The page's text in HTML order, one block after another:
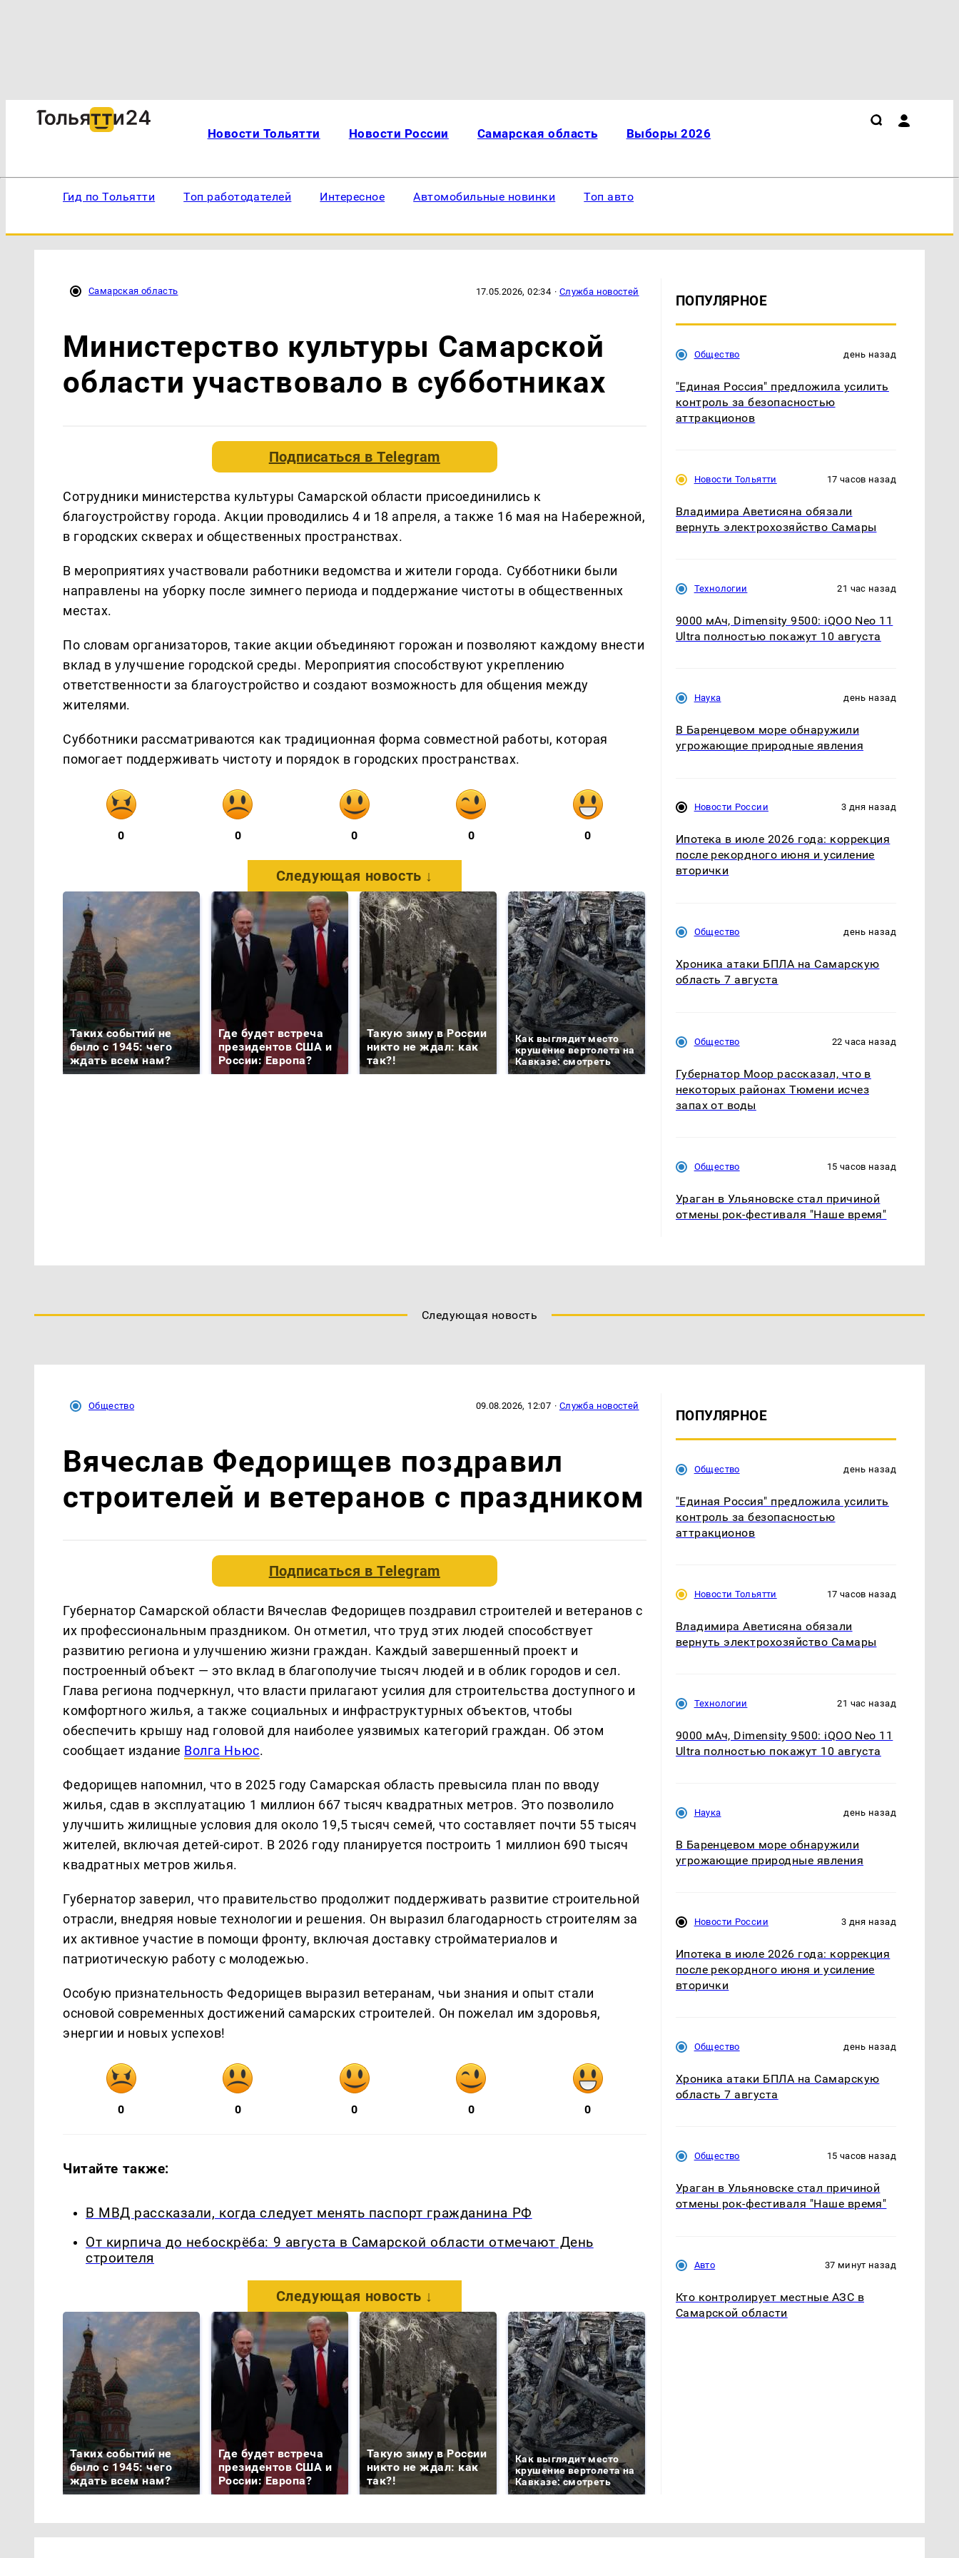
Новости Тольятти Новости России Самарская область Выборы 2026
Гид по Тольятти Топ работодателей Интересное Автомобильные новинки Топ авто
Самарская область 17.05.2026, 02:34 · Служба новостей
Министерство культуры Самарской
области участвовало в субботниках
Подписаться вTelegram
Сотрудники министерства культуры Самарской области присоединились к
благоустройству города. Акции проводились 4 и 18 апреля, а также 16 мая на Набережной,
в городских скверах и общественных пространствах.
В мероприятиях участвовали работники ведомства и жители города. Субботники были
направлены на уборку после зимнего периода и поддержание чистоты в общественных
местах.
По словам организаторов, такие акции объединяют горожан и позволяют каждому внести
вклад в улучшение городской среды. Мероприятия способствуют укреплению
ответственности за благоустройство и создают возможность для общения между
жителями.
Субботники рассматриваются как традиционная форма совместной работы, которая
помогает поддерживать чистоту и порядок в городских пространствах.
0 0 0 0 0
Следующая новость ↓
Таких событий не
было с 1945: чего
ждать всем нам?
Где будет встреча
президентов США и
России: Европа?
Такую зиму в России
никто не ждал: как
так?!
Как выглядит место
крушение вертолета на
Кавказе: смотреть
были украдены 18
готовую еду из
ПОПУЛЯРНОЕ
Общество день назад
"Единая Россия" предложила усилить
контроль за безопасностью
аттракционов
Новости Тольятти 17 часов назад
Владимира Аветисяна обязали
вернуть электрохозяйство Самары
Технологии 21 час назад
9000 мАч, Dimensity 9500: iQOO Neo 11
Ultra полностью покажут 10 августа
Наука день назад
В Баренцевом море обнаружили
угрожающие природные явления
Новости России 3 дня назад
Ипотека в июле 2026 года: коррекция
после рекордного июня и усиление
вторички
Общество день назад
Хроника атаки БПЛА на Самарскую
область 7 августа
Общество 22 часа назад
Губернатор Моор рассказал, что в
некоторых районах Тюмени исчез
запах от воды
Общество 15 часов назад
Ураган в Ульяновске стал причиной
отмены рок-фестиваля "Наше время"
Следующая новость
Общество 09.08.2026, 12:07 · Служба новостей
Вячеслав Федорищев поздравил
строителей и ветеранов с праздником
Подписаться вTelegram
Губернатор Самарской области Вячеслав Федорищев поздравил строителей и ветеранов с
их профессиональным праздником. Он отметил, что труд этих людей способствует
развитию региона и улучшению жизни граждан. Каждый завершенный проект и
построенный объект — это вклад в благополучие тысяч людей и в облик городов и сел.
Глава региона подчеркнул, что власти прилагают усилия для строительства доступного и
комфортного жилья, а также социальных и инфраструктурных объектов, чтобы
обеспечить крышу над головой для наиболее уязвимых категорий граждан. Об этом
сообщает издание Волга Ньюс.
Федорищев напомнил, что в 2025 году Самарская область превысила план по вводу
жилья, сдав в эксплуатацию 1 миллион 667 тысяч квадратных метров. Это позволило
улучшить жилищные условия для около 19,5 тысяч семей, что составляет почти 55 тысяч
жителей, включая детей-сирот. В 2026 году планируется построить 1 миллион 690 тысяч
квадратных метров жилья.
Губернатор заверил, что правительство продолжит поддерживать развитие строительной
отрасли, внедряя новые технологии и решения. Он выразил благодарность строителям за
их активное участие в помощи фронту, включая доставку стройматериалов и
патриотическую работу с молодежью.
Особую признательность Федорищев выразил ветеранам, чьи знания и опыт стали
основой современных достижений самарских строителей. Он пожелал им здоровья,
энергии и новых успехов!
0 0 0 0 0
Читайте также:
В МВД рассказали, когда следует менять паспорт гражданина РФ
От кирпича до небоскрёба: 9 августа в Самарской области отмечают День
строителя
Следующая новость ↓
Таких событий не
было с 1945: чего
ждать всем нам?
Где будет встреча
президентов США и
России: Европа?
Такую зиму в России
никто не ждал: как
так?!
Как выглядит место
крушение вертолета на
Кавказе: смотреть
ПОПУЛЯРНОЕ
Общество день назад
"Единая Россия" предложила усилить
контроль за безопасностью
аттракционов
Новости Тольятти 17 часов назад
Владимира Аветисяна обязали
вернуть электрохозяйство Самары
Технологии 21 час назад
9000 мАч, Dimensity 9500: iQOO Neo 11
Ultra полностью покажут 10 августа
Наука день назад
В Баренцевом море обнаружили
угрожающие природные явления
Новости России 3 дня назад
Ипотека в июле 2026 года: коррекция
после рекордного июня и усиление
вторички
Общество день назад
Хроника атаки БПЛА на Самарскую
область 7 августа
Общество 15 часов назад
Ураган в Ульяновске стал причиной
отмены рок-фестиваля "Наше время"
Авто 37 минут назад
Кто контролирует местные АЗС в
Самарской области